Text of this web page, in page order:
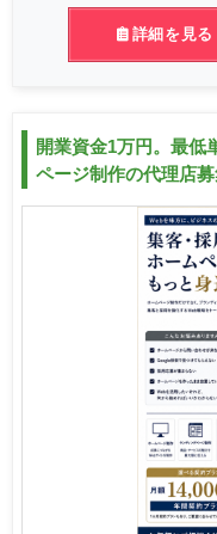
詳細を見る
開業資金1万円。最低
ページ制作の代理店